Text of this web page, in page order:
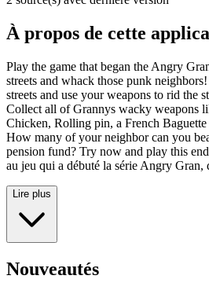
À propos de cette
Play the game that began the Angry
streets and whack those punk
streets and use your weapons to rid the
Collect all of Grannys wacky weapons
Chicken, Rolling pin, a French
How many of your neighbor can you
pension fund? Try now and play this
au jeu qui a débuté la série Angry Gran,
Lire plus
Nouveautés